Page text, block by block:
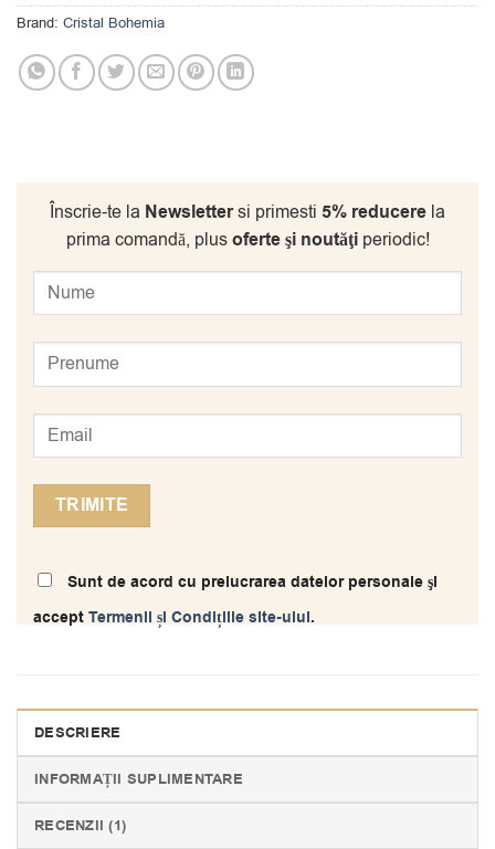
Brand: Cristal Bohemia
Înscrie-te la Newslettersi primesti 5% reducere la
prima comandă, plusoferte şi noutăţiperiodic!
Sunt de acord cu prelucrarea datelor personale şi
acceptTermenii și Condițiile site-ului.
DESCRIERE
INFORMAȚII SUPLIMENTARE
RECENZII (1)